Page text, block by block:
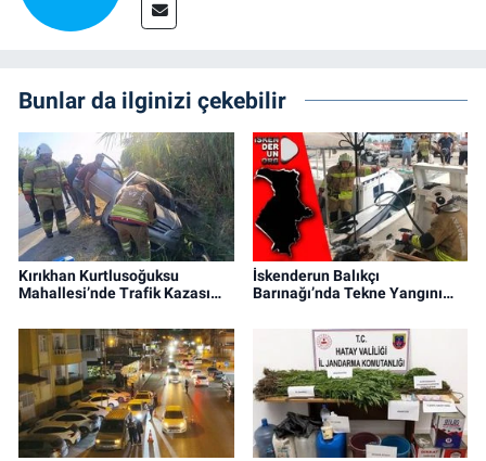
Bunlar da ilginizi çekebilir
Kırıkhan Kurtlusoğuksu
Mahallesi’nde Trafik Kazası…
İskenderun Balıkçı
Barınağı’nda Tekne Yangını…